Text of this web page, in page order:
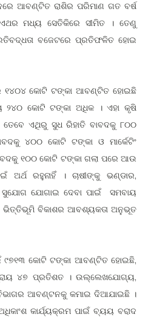
ଆବଣ୍ଟିତ ରାଶିର ପରିମାଣ ଗତ ବର୍ଷ
ମଧ୍ୟ ସେତିକିରେ ସୀମିତ । ତେଣୁ
ବଜେଟରେ ପ୍ରତିଫଳିତ ହୋଇ
୧୪୦୪ କୋଟି ଟଙ୍କା ଆବଣ୍ଟିତ ହୋଇଛି
୨୪୦ କୋଟି ଟଙ୍କା ଅଧିକ । ଏହା କୃଷି
ଏଥିରୁ ସୁଧ ରିହାତି ବାବଦକୁ ୮୦୦
୪୦୦ କୋଟି ଟଙ୍କା ଓ ମାର୍କେଟିଂ
୧୦୦ କୋଟି ଟଙ୍କା ଗଲା ପରେ ଆଉ
ଅର୍ଥ ରହୁନାହିଁ । ଚାଷୀଙ୍କୁ ଭଣ୍ଡାର,
ଯୋଗାଇ ଦେବା ପାଇଁ ସମବାୟ
ଭିତ୍ତିଭୂମି ବିକାଶର ଆବଶ୍ୟକତା ଅନୁଭୂତ
୯୭୧୩ କୋଟି ଟଙ୍କା ଆବଣ୍ଟିତ ହୋଇଛି,
୪୭ ପ୍ରତିଶତ । ଉଲ୍ଲେଖଯୋଗ୍ୟ,
ଆବଣ୍ଟନକୁ କମାଇ ଦିଆଯାଇଛି ।
କାର୍ଯ୍ୟକ୍ରମ ପାଇଁ ବ୍ୟୟ ବରାଦ